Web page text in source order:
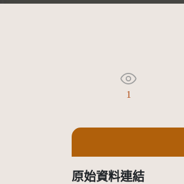
1
原始資料連結